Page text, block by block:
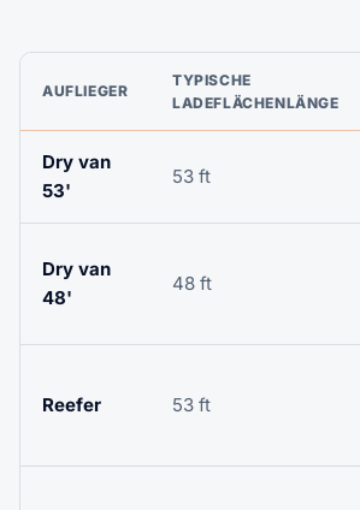
AUFLIEGER
TYPISCHE
LADEFLÄCHENLÄNGE
Dry van
53'
53 ft
Dry van
48'
48 ft
Reefer 53 ft